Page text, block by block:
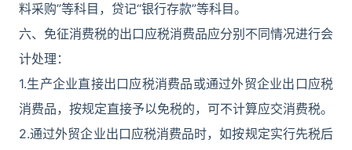
料采购”等科目，贷记“银行存款”等科目。
六、免征消费税的出口应税消费品应分别不同情况进行会
计处理：
1.生产企业直接出口应税消费品或通过外贸企业出口应税
消费品，按规定直接予以免税的，可不计算应交消费税。
2.通过外贸企业出口应税消费品时，如按规定实行先税后